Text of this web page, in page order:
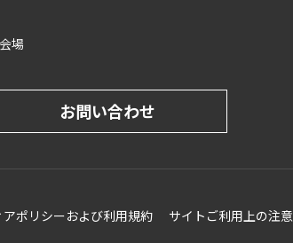
場
お問い合わせ
アポリシーおよび利用規約 サイトご利用上の注意